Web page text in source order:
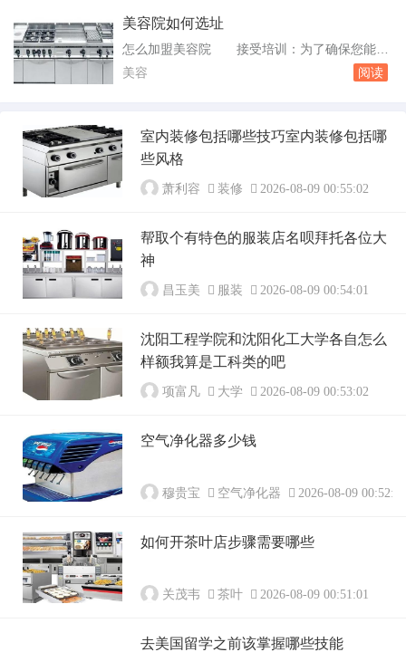
光触媒除甲醛法光触媒是一种可以快速去除甲醛
受的程度，减少它对自身的伤害。以上方法都可
以有效地去除新装修房子中的甲醛，但需要注意
美容院如何选址
怎么加盟美容院 接受培训：为了确保您能够
顺利地运营美容院，品牌方通常会为您提供一系
完成培训后，您需要为自己的美容院选择一个合
适的地点，并进行装修。在这个过程中，品牌方
可能会为您提供一些指导。开美容院选址有什么
需要注...
美容 阅读
室内装修包括哪些技巧室内装修包括哪
些风格
萧利容 装修 2026-08-09 00:55:02
帮取个有特色的服装店名呗拜托各位大
神
昌玉美 服装 2026-08-09 00:54:01
沈阳工程学院和沈阳化工大学各自怎么
样额我算是工科类的吧
项富凡 大学 2026-08-09 00:53:02
空气净化器多少钱
穆贵宝 空气净化器 2026-08-09 00:52:01
如何开茶叶店步骤需要哪些
关茂韦 茶叶 2026-08-09 00:51:01
去美国留学之前该掌握哪些技能